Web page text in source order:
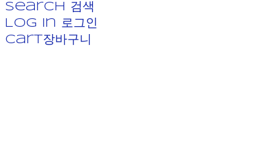
Search
검색
Log In
로그인
Cart장바구니